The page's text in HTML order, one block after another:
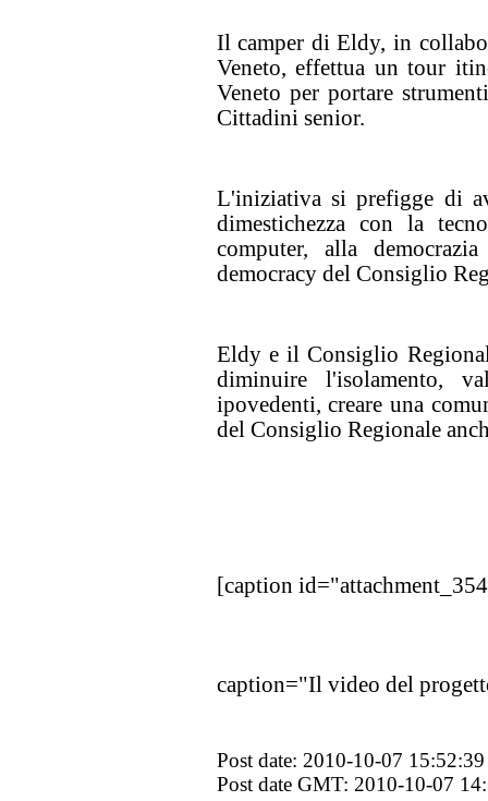
Il camper di Eldy, in
Veneto, effettua un tour
Veneto per portare
Cittadini senior.
L'iniziativa si prefigge di
dimestichezza con la
computer, alla
democracy del Consiglio
Eldy e il Consiglio
diminuire l'isolamento,
ipovedenti, creare una
del Consiglio Regionale
[caption
caption="Il video del
Post date: 2010-10-07 15:52:39
Post date GMT: 2010-10-07